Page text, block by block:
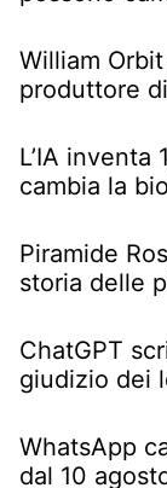
William
produttore
L’IA
cambia la
Piramide
storia delle
ChatGPT
giudizio dei
WhatsApp
dal 10